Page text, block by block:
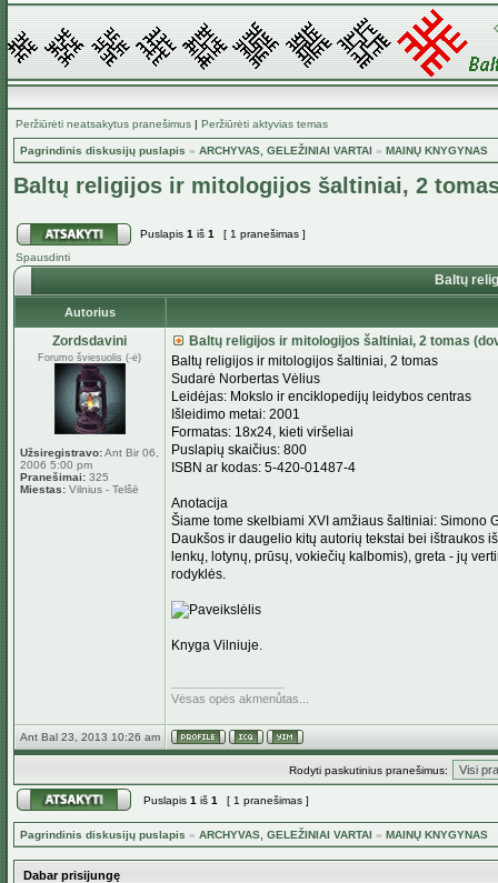
Peržiūrėti neatsakytus pranešimus | Peržiūrėti aktyvias temas
Pagrindinis diskusijų puslapis » ARCHYVAS, GELEŽINIAI VARTAI » MAINŲ KNYGYNAS
Baltų religijos ir mitologijos šaltiniai, 2
Puslapis 1 iš 1
[ 1 pranešimas ]
Spausdinti
Baltų
Autorius
Zordsdavini
Forumo šviesuolis (-ė)
Užsiregistravo:Ant Bir 06,
2006 5:00 pm
Pranešimai: 325
Miestas: Vilnius - Telšē
Baltų religijos ir mitologijos šaltiniai, 2 tomas
Baltų religijos ir mitologijos šaltiniai, 2 tomas
Sudarė Norbertas Vėlius
Leidėjas: Mokslo ir enciklopedijų leidybos centras
Išleidimo metai: 2001
Formatas: 18x24, kieti viršeliai
Puslapių skaičius: 800
ISBN ar kodas: 5-420-01487-4
Anotacija
Šiame tome skelbiami XVI amžiaus šaltiniai: Simono
Daukšos ir daugelio kitų autorių tekstai bei ištraukos
lenkų, lotynų, prūsų, vokiečių kalbomis), greta - jų
rodyklės.
Knyga Vilniuje.
Vėsas opės akmenůtas...
Ant Bal 23, 2013 10:26 am
Rodyti paskutinius pranešimus:
Puslapis 1 iš 1 [ 1 pranešimas ]
Pagrindinis diskusijų puslapis » ARCHYVAS, GELEŽINIAI VARTAI » MAINŲ KNYGYNAS
Dabar prisijungę